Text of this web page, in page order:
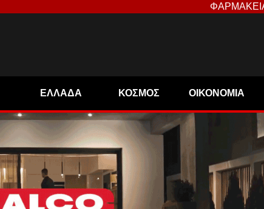
ΕΛΛΑΔΑ ΚΟΣΜΟΣ ΟΙΚΟΝΟΜΙΑ